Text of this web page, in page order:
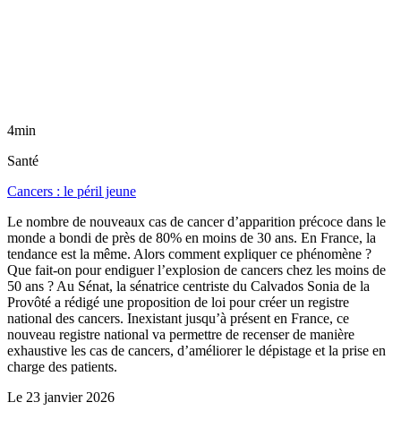
4min
Santé
Cancers : le péril jeune
Le nombre de nouveaux cas de cancer d’apparition précoce dans le
monde a bondi de près de 80% en moins de 30 ans. En France, la
tendance est la même. Alors comment expliquer ce phénomène ?
Que fait-on pour endiguer l’explosion de cancers chez les moins de
50 ans ? Au Sénat, la sénatrice centriste du Calvados Sonia de la
Provôté a rédigé une proposition de loi pour créer un registre
national des cancers. Inexistant jusqu’à présent en France, ce
nouveau registre national va permettre de recenser de manière
exhaustive les cas de cancers, d’améliorer le dépistage et la prise en
charge des patients.
Le 23 janvier 2026